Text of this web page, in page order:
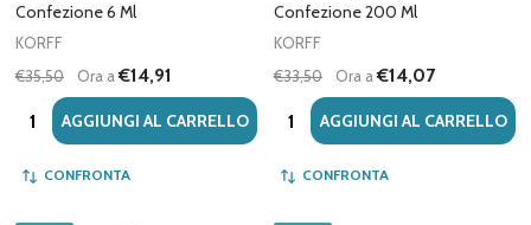
Confezione 6 Ml
KORFF
€35,50
Ora a€14,91
Quantità:AGGIUNGI AL CARRELLO
CONFRONTA
Confezione 200 Ml
KORFF
€33,50
Ora a€14,07
Quantità:AGGIUNGI AL CARRELLO
CONFRONTA